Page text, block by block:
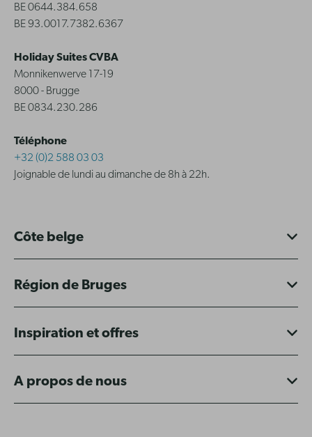
BE 0644.384.658
BE 93.0017.7382.6367
Holiday Suites CVBA
Monnikenwerve 17-19
8000 - Brugge
BE 0834.230.286
Téléphone
+32 (0)2 588 03 03
Joignable de lundi au dimanche de 8h à 22h.
Côte belge
Région de Bruges
Inspiration et offres
A propos de nous